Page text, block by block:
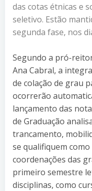
das cotas étnicas e
seletivo. Estão
segunda fase, nos
Segundo a pró-
Ana Cabral, a
de colação de grau
ocorrerão
lançamento das
de Graduação
trancamento,
se qualifiquem
coordenações das
primeiro semestre
disciplinas, como